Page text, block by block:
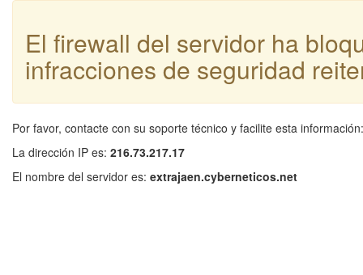
El firewall del servidor ha
infracciones de seguridad
Por favor, contacte con su soporte técnico y facilite esta información:
La dirección IP es: 216.73.217.17
El nombre del servidor es: extrajaen.cyberneticos.net